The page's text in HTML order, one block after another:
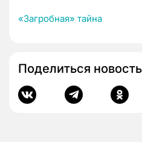
«Загробная» тайна
Поделиться